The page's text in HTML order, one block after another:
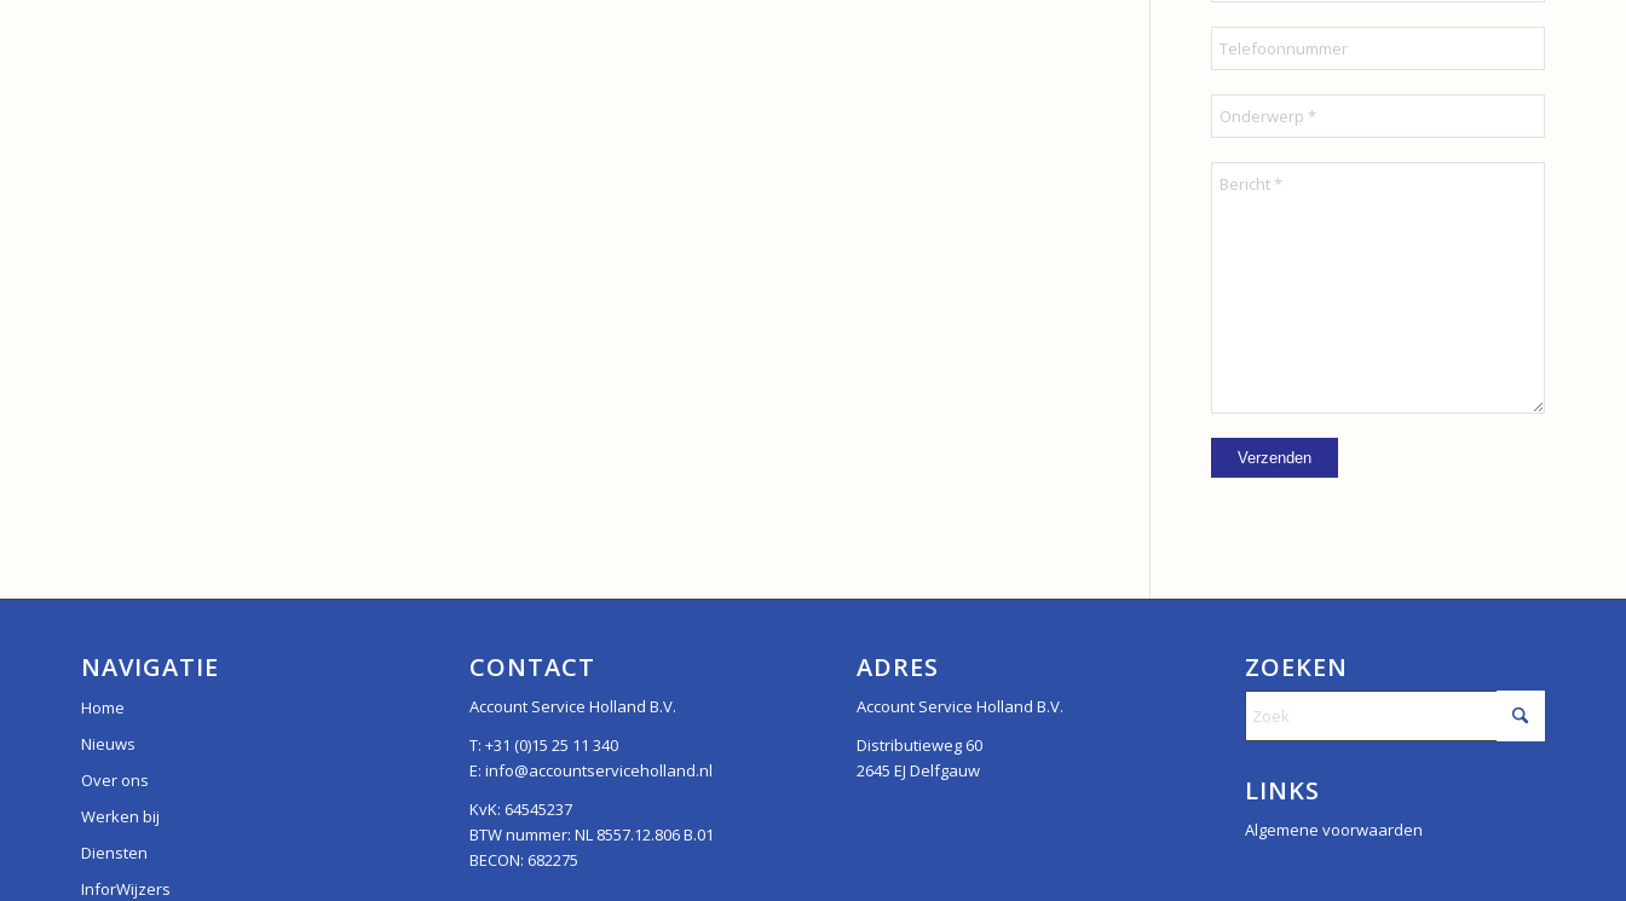
NAVIGATIE
Home
Nieuws
Over ons
Werken bij
Diensten
InforWijzers
CONTACT
Account Service Holland B.V.
T: +31 (0)15 25 11 340
E: info@accountserviceholland.nl
KvK: 64545237
BTW nummer: NL 8557.12.806 B.01
BECON: 682275
ADRES
Account Service Holland B.V.
Distributieweg 60
2645 EJ Delfgauw
ZOEKEN
LINKS
Algemene voorwaarden